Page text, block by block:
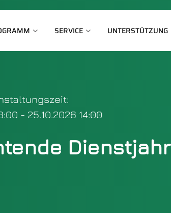
SERVICE UNTERSTÜTZUNG
- 25.10.2026 14:00
Dienstjahr